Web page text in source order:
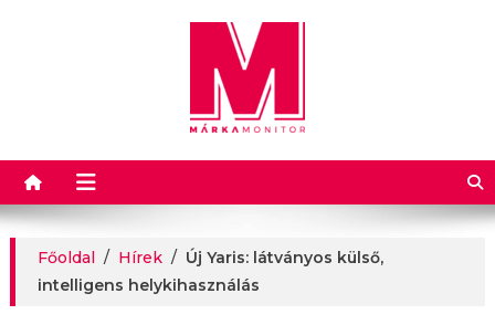
Márkamonitor
Főoldal / Hírek / Új Yaris: látványos külső,
intelligens helykihasználás